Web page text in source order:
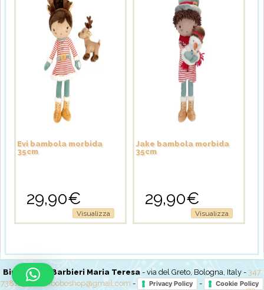
Evi bambola morbida
35cm
29,90€
Visualizza
Jake bambola morbida
35cm
29,90€
Visualizza
BimboBo di Barbieri Maria Teresa - via del Greto, Bologna, Italy - 347
7381237-bimboboshop@gmail.com - Privacy Policy - Cookie Policy